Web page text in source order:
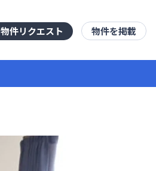
物件リクエスト 物件を掲載